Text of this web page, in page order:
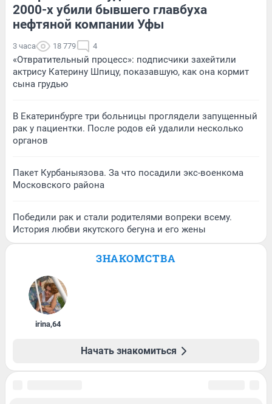
2000-х убили бывшего главбуха
нефтяной компании Уфы
3 часа 18 779 4
«Отвратительный процесс»: подписчики захейтили
актрису Катерину Шпицу, показавшую, как она кормит
сына грудью
В Екатеринбурге три больницы проглядели запущенный
рак у пациентки. После родов ей удалили несколько
органов
Пакет Курбаныязова. За что посадили экс-военкома
Московского района
Победили рак и стали родителями вопреки всему.
История любви якутского бегуна и его жены
ЗНАКОМСТВА
irina,64
Начать знакомиться